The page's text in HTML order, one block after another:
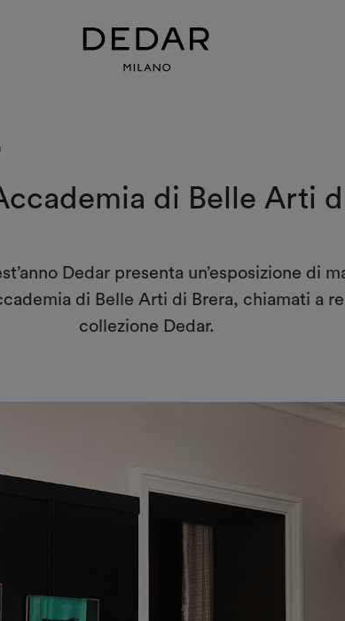
di Belle Arti
Dedar presenta un’esposizione di
di Belle Arti di Brera, chiamati a
collezione Dedar.